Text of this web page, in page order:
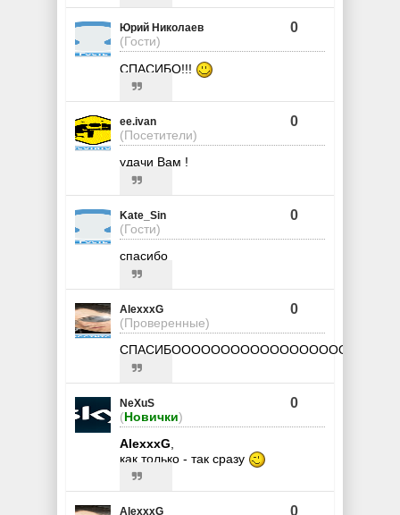
Юрий Николаев
(Гости)
0
СПАСИБО!!!
ee.ivan
(Посетители)
0
удачи Вам !
Kate_Sin
(Гости)
0
спасибо
AlexxxG
(Проверенные)
0
NeXuS
(Новички)
0
AlexxxG,
как только - так сразу
AlexxxG 0